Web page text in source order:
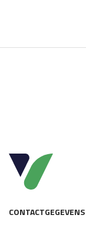
CONTACTGEGEVENS